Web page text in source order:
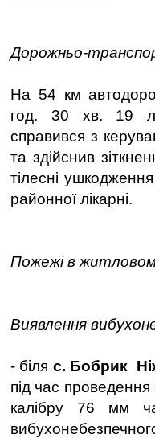
Дорожньо-
На 54 км
год. 30 хв. 19
справився з
та здійснив
тілесні
районної лікарні.
Пожежі в
Виявлення
- біля с. Бобрик
під час
калібру 76 мм